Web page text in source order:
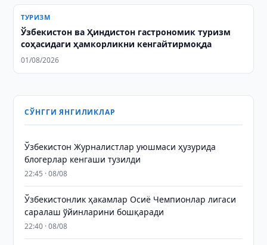
ТУРИЗМ
Ўзбекистон ва Ҳиндистон гастрономик туризм
соҳасидаги ҳамкорликни кенгайтирмоқда
01/08/2026
СЎНГГИ ЯНГИЛИКЛАР
Ўзбекистон Журналистлар уюшмаси ҳузурида
блогерлар кенгаши тузилди
22:45 · 08/08
Ўзбекистонлик ҳакамлар Осиё Чемпионлар лигаси
саралаш ўйинларини бошқаради
22:40 · 08/08